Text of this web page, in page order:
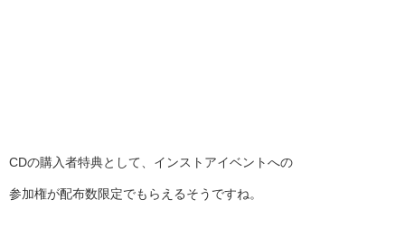
CDの購入者特典として、インストアイベントへの
参加権が配布数限定でもらえるそうですね。